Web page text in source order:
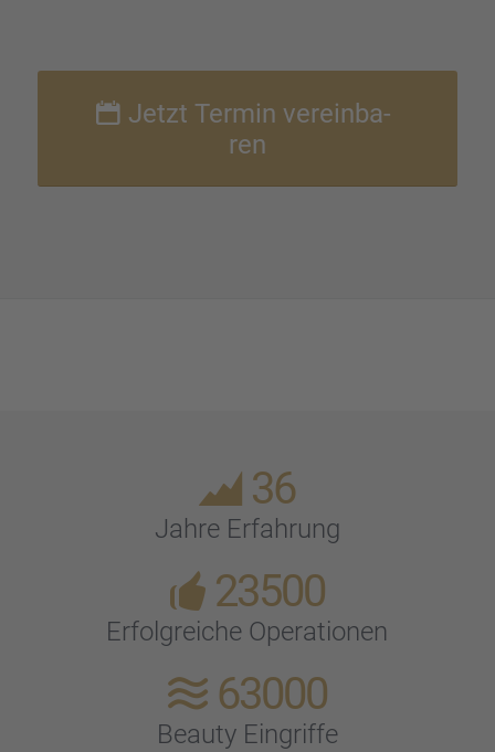
Jetzt Termin verein­ba­
ren
36
Jahre Erfah­rung
23500
Erfolg­rei­che Opera­tio­nen
63000
Beauty Eingriffe